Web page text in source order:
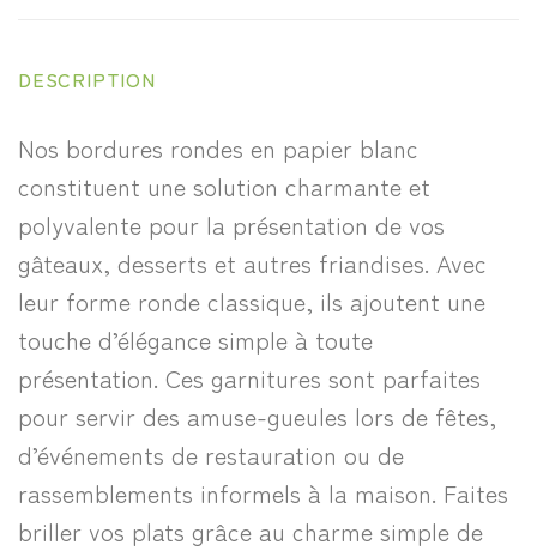
DESCRIPTION
Nos bordures rondes en papier blanc
constituent une solution charmante et
polyvalente pour la présentation de vos
gâteaux, desserts et autres friandises. Avec
leur forme ronde classique, ils ajoutent une
touche d’élégance simple à toute
présentation. Ces garnitures sont parfaites
pour servir des amuse-gueules lors de fêtes,
d’événements de restauration ou de
rassemblements informels à la maison. Faites
briller vos plats grâce au charme simple de